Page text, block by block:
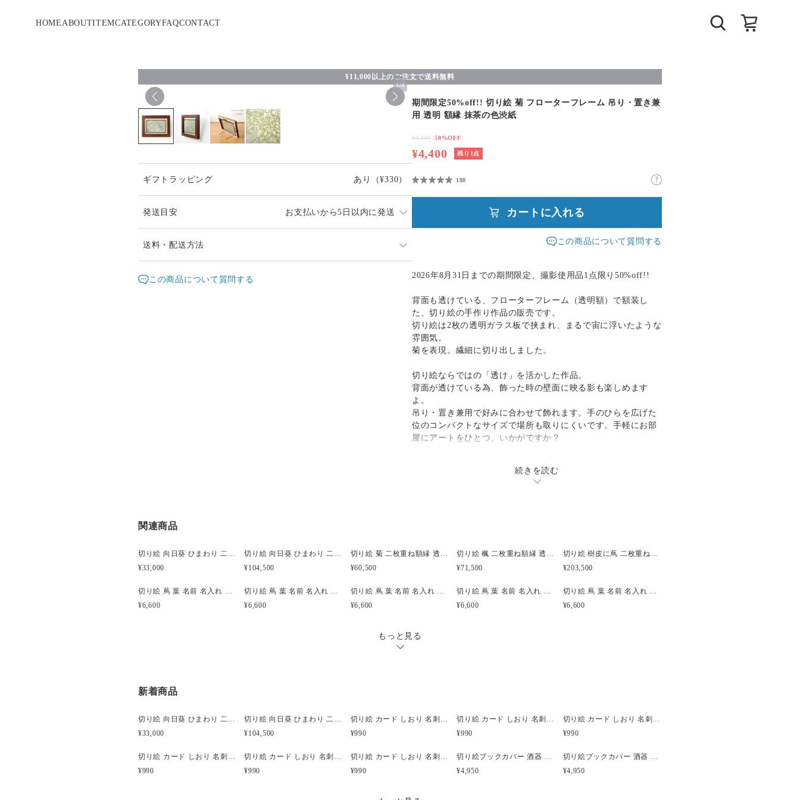
HOME ABOUTITEMCATEGORYFAQCONTACT
¥11,000以上のご注文で送料無料
1/4
ギフトラッピング あり （¥330）
発送目安 お支払いから5日以内に発送
私アヤコタの都合上、即時即日の対応は致しかねますので、ご
送料・配送方法
この商品について質問する
期間限定50%off!! 切り絵 菊 フローターフレーム 吊り・置き兼
用 透明 額縁 抹茶の色渋紙
¥8,800 50%OFF
¥4,400 残り1点
188
カートに入れる
この商品について質問する
2026年8月31日までの期間限定、撮影使用品1点限り50%off!!
背面も透けている、フローターフレーム（透明額）で額装し
た、切り絵の手作り作品の販売です。
切り絵は2枚の透明ガラス板で挟まれ、まるで宙に浮いたような
雰囲気。
菊を表現。繊細に切り出しました。
切り絵ならではの「透け」を活かした作品。
背面が透けている為、飾った時の壁面に映る影も楽しめます
よ。
吊り・置き兼用で好みに合わせて飾れます。手のひらを広げた
位のコンパクトなサイズで場所も取りにくいです。手軽にお部
屋にアートをひとつ、いかがですか？
:::紙と道具に特徴があります:::
道具は「小刀（こがたな）」という、着物などの伝統的な型染
小刀の刃は自ら砥石で研いで整える為、繊細な表現が可能で
:::額の外側サイズ::: 縦 約155mm × 横 約205mm × 厚さ 約
続きを読む
関連商品
切り絵 向日葵 ひまわり 二枚重ね額縁 透明背景 青グレーの色渋紙
¥33,000
切り絵 向日葵 ひまわり 二枚重ね額縁 透明背景 青グレーの色渋紙
¥104,500
切り絵 菊 二枚重ね額縁 透明背景 日本画顔料 茶の渋紙
¥60,500
切り絵 楓 二枚重ね額縁 透明背景 日本画顔料 濃灰の色渋紙
¥71,500
切り絵 樹皮に蔦 二枚重ね額縁 透明背景 日本画顔料 茶の渋紙
¥203,500
切り絵 蔦 葉 名前 名入れ 文字入れ ネームプレート 表札 吊り・置き兼用 透明 額縁 茶の渋紙
¥6,600
切り絵 蔦 葉 名前 名入れ 文字入れ ネームプレート 表札 吊り・置き兼用 透明 額縁 灰茶の色渋紙
¥6,600
切り絵 蔦 葉 名前 名入れ 文字入れ ネームプレート 表札 吊り・置き兼用 透明 額縁 深紫の色渋紙
¥6,600
切り絵 蔦 葉 名前 名入れ 文字入れ ネームプレート 表札 吊り・置き兼用 透明 額縁 抹茶の色渋紙
¥6,600
切り絵 蔦 葉 名前 名入れ 文字入れ ネームプレート 表札 吊り・置き兼用 透明 額縁 青グレーの色渋紙
¥6,600
もっと見る
新着商品
切り絵 向日葵 ひまわり 二枚重ね額縁 透明背景 青グレーの色渋紙
¥33,000
切り絵 向日葵 ひまわり 二枚重ね額縁 透明背景 青グレーの色渋紙
¥104,500
切り絵 カード しおり 名刺 酒器 徳利 お猪口 ぐい呑み 波千鳥 茶の渋紙 1枚
¥990
切り絵 カード しおり 名刺 酒器 徳利 お猪口 ぐい呑み 波千鳥 灰茶の色渋紙 1枚
¥990
切り絵 カード しおり 名刺 酒器 徳利 お猪口 ぐい呑み 波千鳥 深紫の色渋紙 1枚
¥990
切り絵 カード しおり 名刺 酒器 徳利 お猪口 ぐい呑み 波千鳥 抹茶の色渋紙 1枚
¥990
切り絵 カード しおり 名刺 酒器 徳利 お猪口 ぐい呑み 波千鳥 青グレーの色渋紙 1枚
¥990
切り絵 カード しおり 名刺 酒器 徳利 お猪口 ぐい呑み 波千鳥 赤の色渋紙 1枚
¥990
切り絵ブックカバー 酒器 徳利 お猪口 ぐい呑み 波千鳥 透明背景 茶の渋紙 文庫本サイズ
¥4,950
切り絵ブックカバー 酒器 徳利 お猪口 ぐい呑み 波千鳥 透明背景 灰茶の色渋紙 文庫本サイズ
¥4,950